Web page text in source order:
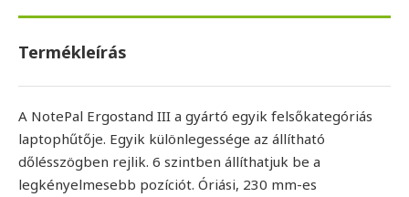
Termékleírás
A NotePal Ergostand III a gyártó egyik felsőkategóriás
laptophűtője. Egyik különlegessége az állítható
dőlésszögben rejlik. 6 szintben állíthatjuk be a
legkényelmesebb pozíciót. Óriási, 230 mm-es